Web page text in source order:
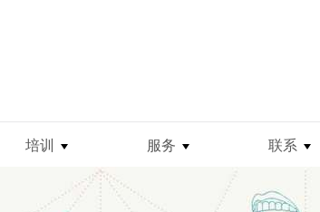
培训 服务 联系